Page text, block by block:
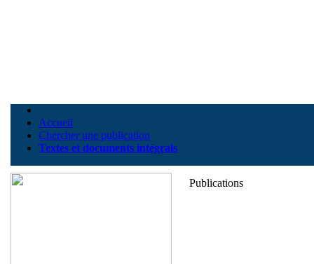
Accueil
Chercher une publication
Textes et documents intégrals
Publications